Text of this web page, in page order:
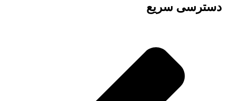
دسترسی سریع